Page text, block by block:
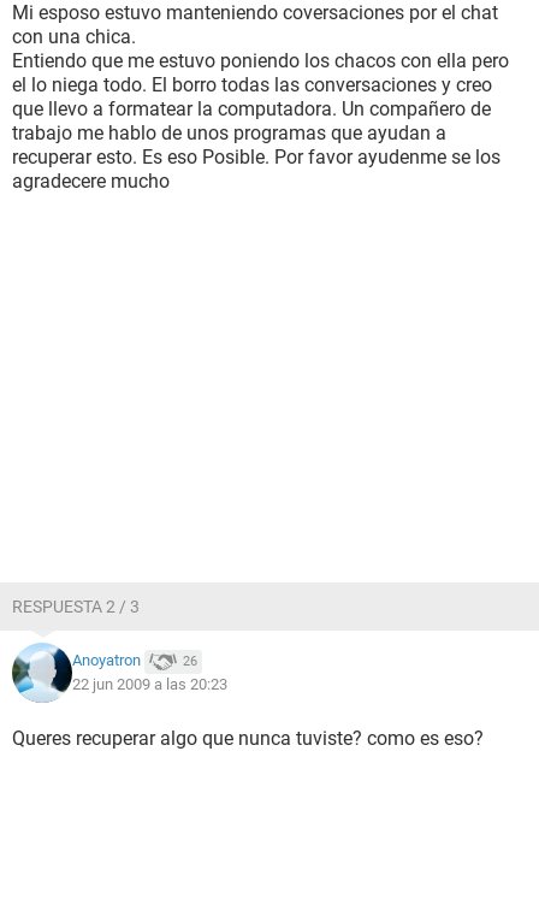
Mi esposo estuvo manteniendo coversaciones por el chat
con una chica.
Entiendo que me estuvo poniendo los chacos con ella pero
el lo niega todo. El borro todas las conversaciones y creo
que llevo a formatear la computadora. Un compañero de
trabajo me hablo de unos programas que ayudan a
recuperar esto. Es eso Posible. Por favor ayudenme se los
agradecere mucho
RESPUESTA 2 / 3
Anoyatron 26
22 jun 2009 a las 20:23
Queres recuperar algo que nunca tuviste? como es eso?